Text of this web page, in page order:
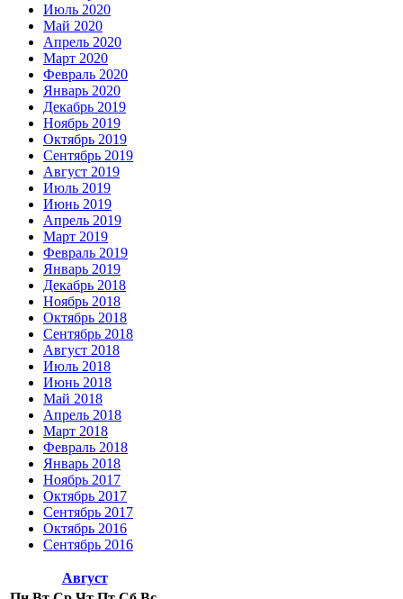
Июль 2020
Май 2020
Апрель 2020
Март 2020
Февраль 2020
Январь 2020
Декабрь 2019
Ноябрь 2019
Октябрь 2019
Сентябрь 2019
Август 2019
Июль 2019
Июнь 2019
Апрель 2019
Март 2019
Февраль 2019
Январь 2019
Декабрь 2018
Ноябрь 2018
Октябрь 2018
Сентябрь 2018
Август 2018
Июль 2018
Июнь 2018
Май 2018
Апрель 2018
Март 2018
Февраль 2018
Январь 2018
Ноябрь 2017
Октябрь 2017
Сентябрь 2017
Октябрь 2016
Сентябрь 2016
Август